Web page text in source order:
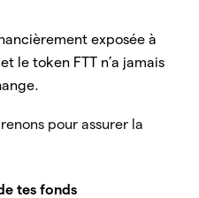
exposée à
le token FTT n’a jamais
pour assurer la
tes fonds